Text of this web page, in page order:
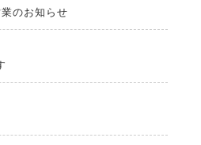
のお知らせ